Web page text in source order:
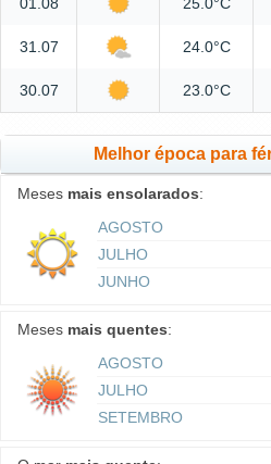
01.08 25.0°C
31.07 24.0°C
30.07 23.0°C
Melhor época para
Meses mais ensolarados:
AGOSTO
JULHO
JUNHO
Meses mais quentes:
AGOSTO
JULHO
SETEMBRO